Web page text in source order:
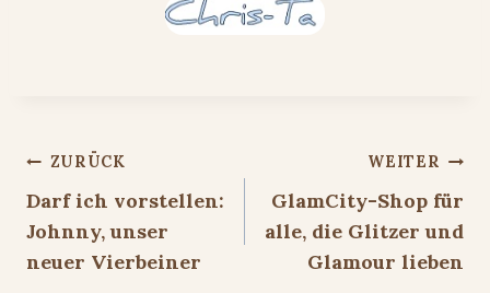
Beitragsnavigation
ZURÜCK
Darf ich vorstellen:
Johnny, unser
neuer Vierbeiner
WEITER
GlamCity-Shop für
alle, die Glitzer und
Glamour lieben